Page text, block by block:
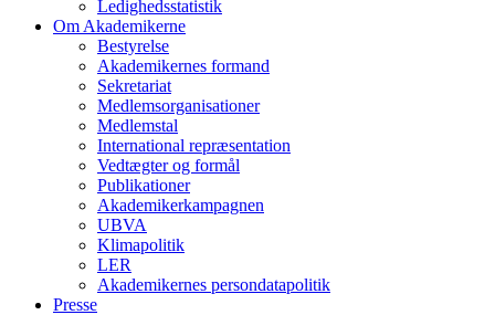
Ledighedsstatistik
Om Akademikerne
Bestyrelse
Akademikernes formand
Sekretariat
Medlemsorganisationer
Medlemstal
International repræsentation
Vedtægter og formål
Publikationer
Akademikerkampagnen
UBVA
Klimapolitik
LER
Akademikernes persondatapolitik
Presse